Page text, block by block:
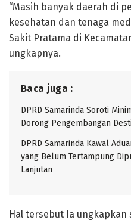
“Masih banyak daerah di
kesehatan dan tenaga
Sakit Pratama di
ungkapnya.
Baca juga :
DPRD Samarinda Soroti
Dorong Pengembangan
DPRD Samarinda Kawal
yang Belum Tertampung
Lanjutan
Hal tersebut Ia